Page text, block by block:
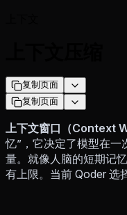
复制页面
复制页面
上下文窗口（Context
忆”，它决定了模型在一
量。就像人脑的短期记
有上限。当前 Qoder 选